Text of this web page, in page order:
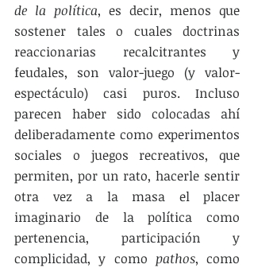
de la política, es decir, menos que
sostener tales o cuales doctrinas
reaccionarias recalcitrantes y
feudales, son valor-juego (y valor-
espectáculo) casi puros. Incluso
parecen haber sido colocadas ahí
deliberadamente como experimentos
sociales o juegos recreativos, que
permiten, por un rato, hacerle sentir
otra vez a la masa el placer
imaginario de la política como
pertenencia, participación y
complicidad, y como pathos, como